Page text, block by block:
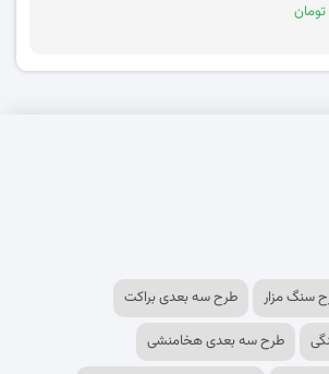
سنگ مزار
طرح سه بعدی براکت
طرح سه بعدی هخامنشی